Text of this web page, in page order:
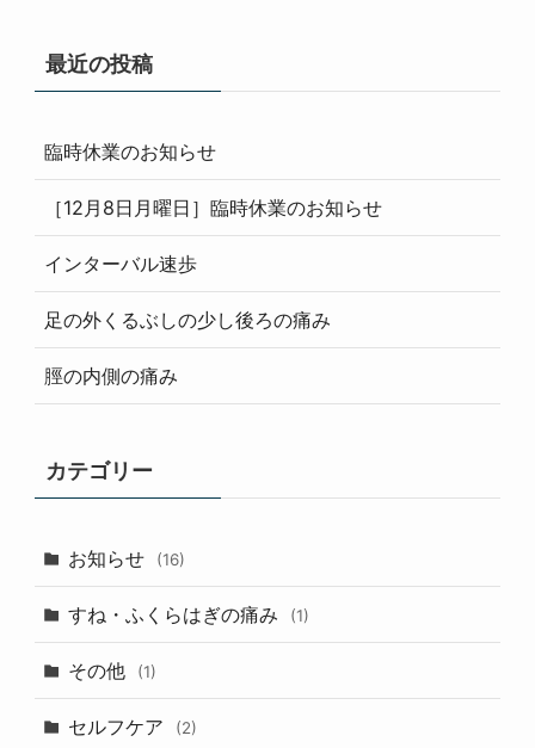
最近の投稿
臨時休業のお知らせ
［12月8日月曜日］臨時休業のお知らせ
インターバル速歩
足の外くるぶしの少し後ろの痛み
脛の内側の痛み
カテゴリー
お知らせ (16)
すね・ふくらはぎの痛み (1)
その他 (1)
セルフケア (2)